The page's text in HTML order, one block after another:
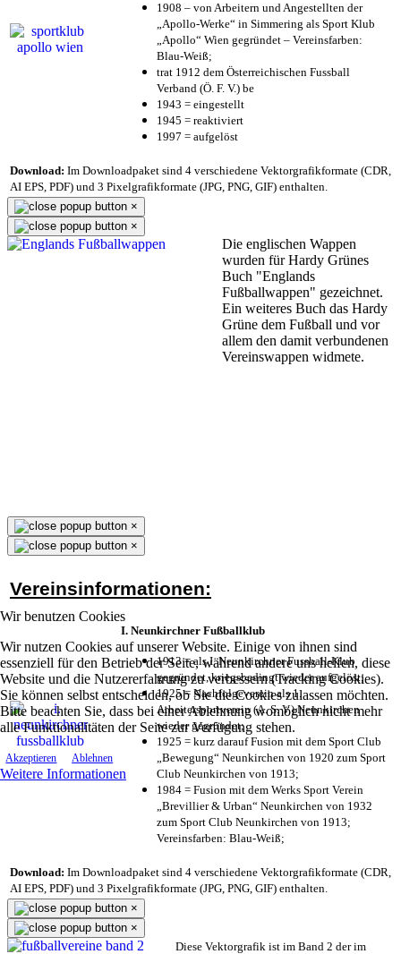
Wir benutzen Cookies
Wir nutzen Cookies auf unserer Website. Einige von ihnen sind
essenziell für den Betrieb der Seite, während andere uns helfen, diese
Website und die Nutzererfahrung zu verbessern (Tracking Cookies).
Sie können selbst entscheiden, ob Sie die Cookies zulassen möchten.
Bitte beachten Sie, dass bei einer Ablehnung womöglich nicht mehr
alle Funktionalitäten der Seite zur Verfügung stehen.
Akzeptieren Ablehnen
Weitere Informationen
1908 – von Arbeitern und Angestellten der
„Apollo-Werke“ in Simmering als Sport Klub
„Apollo“ Wien gegründet – Vereinsfarben:
Blau-Weiß;
trat 1912 dem Österreichischen Fussball
Verband (Ö. F. V.) be
1943 = eingestellt
1945 = reaktiviert
1997 = aufgelöst
Download: Im Downloadpaket sind 4 verschiedene Vektorgrafikformate (CDR,
AI EPS, PDF) und 3 Pixelgrafikformate (JPG, PNG, GIF) enthalten.
×
×
Die englischen Wappen
wurden für Hardy Grünes
Buch "Englands
Fußballwappen" gezeichnet.
Ein weiteres Buch das Hardy
Grüne dem Fußball und vor
allem den damit verbundenen
Vereinswappen widmete.
×
×
Vereinsinformationen:
I. Neunkirchner Fußballklub
1913 = als I. Neunkirchner Fussball-Klub
gegründet, kriegsbedingt wieder aufgelöst;
1925 = Nachfolgeverein als 1.
Arbeitersportverein (A. S. V.) Neunkirchen
wieder gegründet;
1925 = kurz darauf Fusion mit dem Sport Club
„Bewegung“ Neunkirchen von 1920 zum Sport
Club Neunkirchen von 1913;
1984 = Fusion mit dem Werks Sport Verein
„Brevillier & Urban“ Neunkirchen von 1932
zum Sport Club Neunkirchen von 1913;
Vereinsfarben: Blau-Weiß;
Download: Im Downloadpaket sind 4 verschiedene Vektorgrafikformate (CDR,
AI EPS, PDF) und 3 Pixelgrafikformate (JPG, PNG, GIF) enthalten.
×
×
Diese Vektorgrafik ist im Band 2 der im